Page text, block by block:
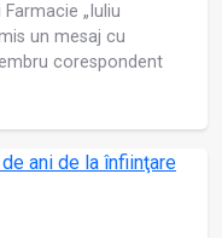
„Iuliu
un mesaj cu
corespondent